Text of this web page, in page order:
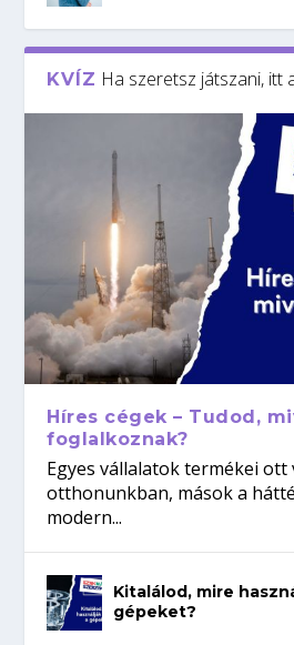
KVÍZ Ha szeretsz játszani, itt
Híres cégek – Tudod,
foglalkoznak?
Egyes vállalatok termékei ott
otthonunkban, mások a
modern...
Kitalálod, mire
gépeket?